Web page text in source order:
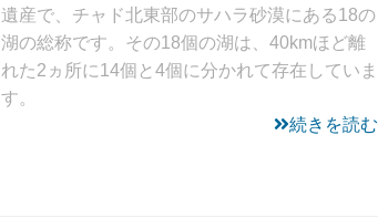
遺産で、チャド北東部のサハラ砂漠にある18の
湖の総称です。その18個の湖は、40kmほど離
れた2ヵ所に14個と4個に分かれて存在していま
す。
続きを読む